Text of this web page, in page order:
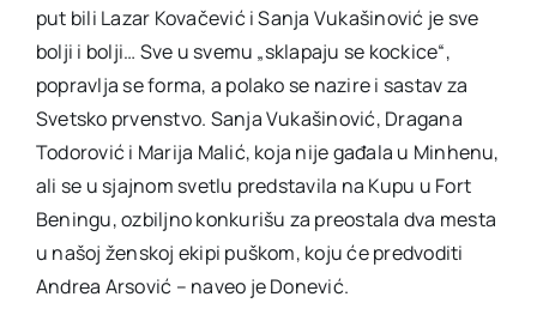
put bili Lazar Kovačević i Sanja Vukašinović je sve
bolji i bolji… Sve u svemu „sklapaju se kockice“,
popravlja se forma, a polako se nazire i sastav za
Svetsko prvenstvo. Sanja Vukašinović, Dragana
Todorović i Marija Malić, koja nije gađala u Minhenu,
ali se u sjajnom svetlu predstavila na Kupu u Fort
Beningu, ozbiljno konkurišu za preostala dva mesta
u našoj ženskoj ekipi puškom, koju će predvoditi
Andrea Arsović – naveo je Donević.